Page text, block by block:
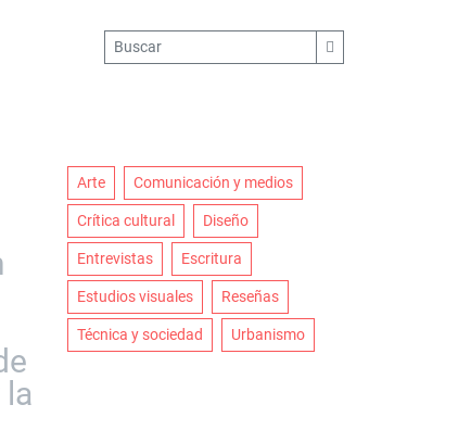
Arte Comunicación y medios
Crítica cultural Diseño
Entrevistas Escritura
Estudios visuales Reseñas
Técnica y sociedad Urbanismo